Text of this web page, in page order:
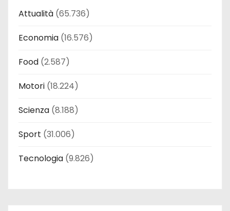
Attualità (65.736)
Economia (16.576)
Food (2.587)
Motori (18.224)
Scienza (8.188)
Sport (31.006)
Tecnologia (9.826)